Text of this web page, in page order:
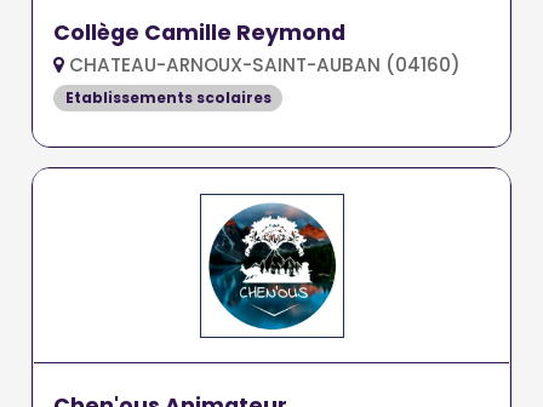
Collège Camille Reymond
CHATEAU-ARNOUX-SAINT-AUBAN (04160)
Etablissements scolaires